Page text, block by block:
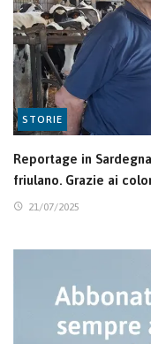
STORIE
Reportage in
friulano. Grazie ai
21/07/2025